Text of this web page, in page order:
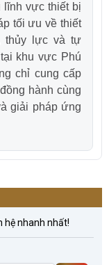
lĩnh vực thiết bị
tối ưu về thiết
thủy lực và tự
khu vực Phú
chỉ cung cấp
hành cùng
giải pháp ứng
hệ nhanh nhất!